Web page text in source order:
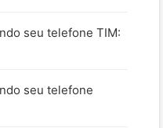
seu telefone TIM:
seu telefone